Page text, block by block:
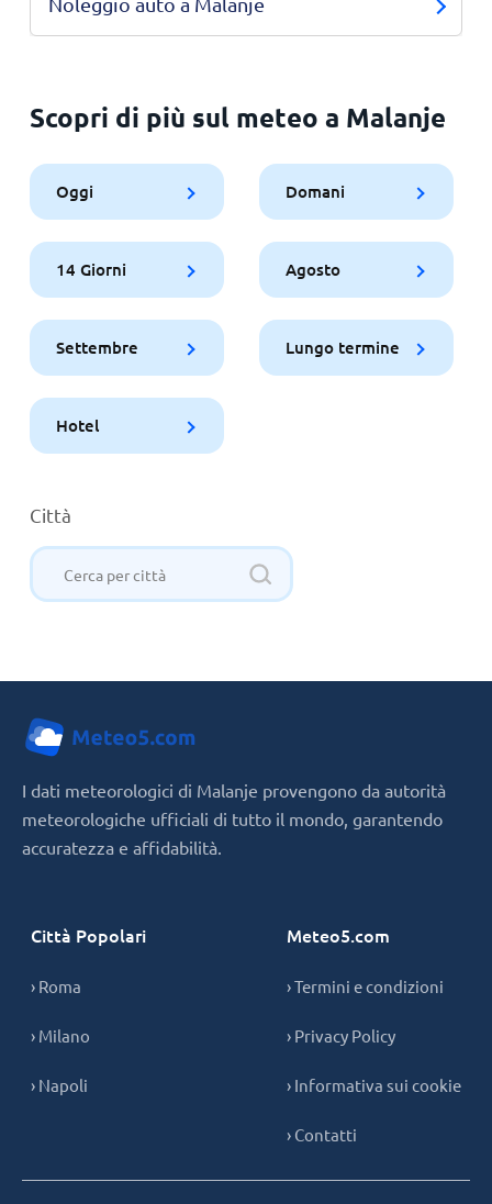
Scopri di più sul meteo a Malanje
Oggi Domani
14 Giorni Agosto
Settembre Lungo termine
Hotel
Città
I dati meteorologici di Malanje provengono da autorità
meteorologiche ufficiali di tutto il mondo, garantendo
accuratezza e affidabilità.
Città Popolari
› Roma
› Milano
› Napoli
Meteo5.com
› Termini e condizioni
› Privacy Policy
› Informativa sui cookie
› Contatti